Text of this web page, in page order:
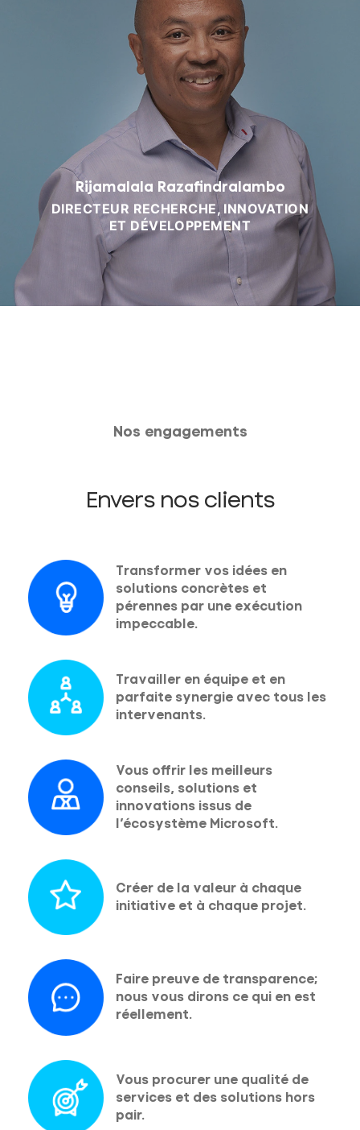
Rijamalala Razafindralambo
DIRECTEUR RECHERCHE, INNOVATION
ET DÉVELOPPEMENT
Nos engagements
Envers nos clients
Transformer vos idées en
solutions concrètes et
pérennes par une exécution
impeccable.
Travailler en équipe et en
parfaite synergie avec tous les
intervenants.
Vous offrir les meilleurs
conseils, solutions et
innovations issus de
l’écosystème Microsoft.
Créer de la valeur à chaque
initiative et à chaque projet.
Faire preuve de transparence;
nous vous dirons ce qui en est
réellement.
Vous procurer une qualité de
services et des solutions hors
pair.